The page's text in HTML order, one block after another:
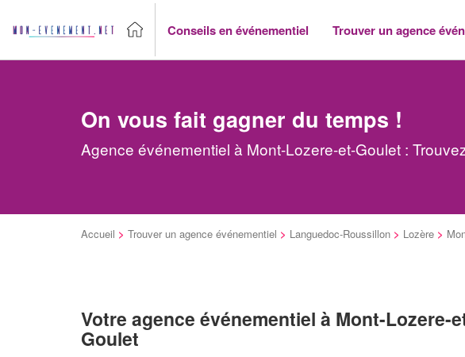
Conseils en événementiel Trouver un agence
On vous fait gagner du temps !
Agence événementiel à Mont-Lozere-et-Goulet :
Accueil > Trouver un agence événementiel > Languedoc-Roussillon > Lozère >
Votre agence événementiel à Mont-Lozere-
Goulet